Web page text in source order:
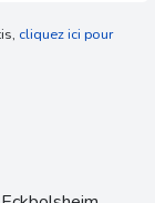
cliquez ici pour